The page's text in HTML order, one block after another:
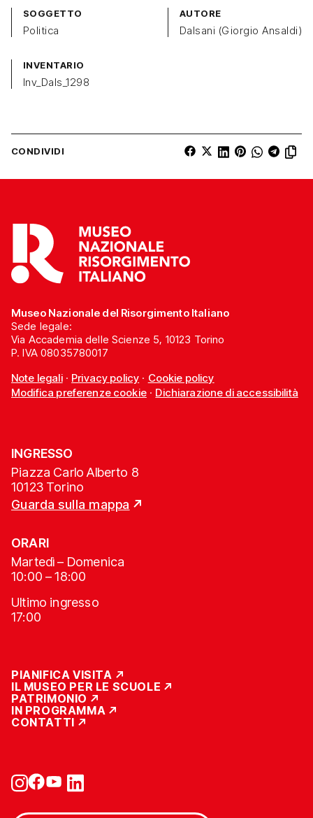
SOGGETTO
Politica
AUTORE
Dalsani (Giorgio Ansaldi)
INVENTARIO
Inv_Dals_1298
CONDIVIDI
Museo Nazionale del Risorgimento Italiano
Sede legale:
Via Accademia delle Scienze 5, 10123 Torino
P. IVA 08035780017
Note legali· Privacy policy · Cookie policy
Modifica preferenze cookie· Dichiarazione di accessibilità
INGRESSO
Piazza Carlo Alberto 8
10123 Torino
Guarda sulla mappa
ORARI
Martedì – Domenica
10:00 – 18:00
Ultimo ingresso
17:00
PIANIFICA VISITA
IL MUSEO PER LE SCUOLE
PATRIMONIO
IN PROGRAMMA
CONTATTI